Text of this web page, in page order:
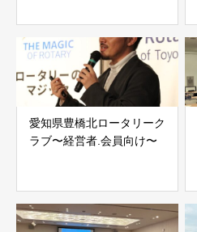
愛知県豊橋北ロータリーク
ラブ〜経営者.会員向け〜